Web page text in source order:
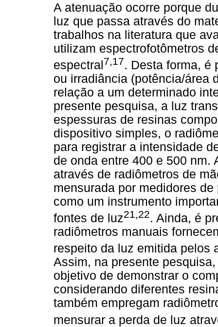
A atenuação ocorre porque
luz que passa através do
trabalhos na literatura que
utilizam espectrofotômetros
espectral 7,17. Desta forma, é
ou irradiância (potência/área
relação a um determinado
presente pesquisa, a luz
espessuras de resinas
dispositivo simples, o
para registrar a intensidade
de onda entre 400 e 500 nm.
através de radiômetros de
mensurada por medidores
como um instrumento
fontes de luz21,22. Ainda, é
radiômetros manuais
respeito da luz emitida pelos
Assim, na presente
objetivo de demonstrar o
considerando diferentes
também empregam
mensurar a perda de luz